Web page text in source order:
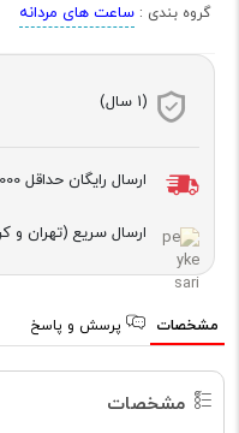
گروه بندی : ساعت های مردانه
(1 سال)
ارسال رایگان حداقل
ارسال سریع (تهران و
مشخصات پرسش و پاسخ
مشخصات